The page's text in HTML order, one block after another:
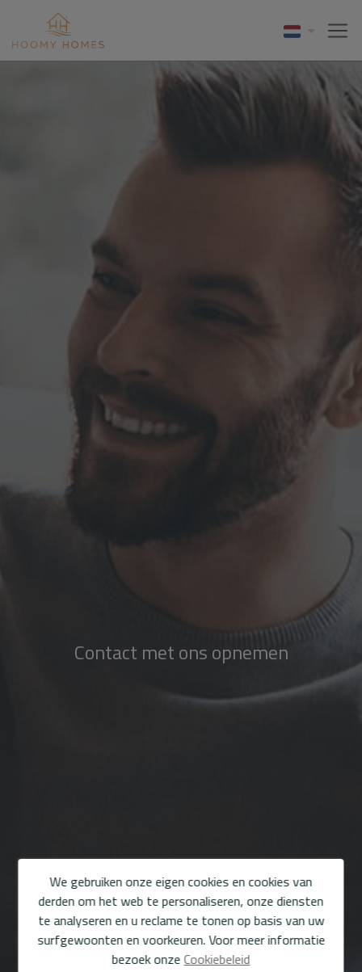
Contact met ons opnemen
We gebruiken onze eigen cookies en cookies van
derden om het web te personaliseren, onze diensten
te analyseren en u reclame te tonen op basis van uw
surfgewoonten en voorkeuren. Voor meer informatie
bezoek onze Cookiebeleid